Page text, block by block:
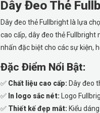
Dây Đeo Thẻ
Dây đeo thẻ Fullbright là lựa
cao cấp, dây đeo thẻ
nhấn đặc biệt cho các sự kiện,
Đặc Điểm Nổi Bật:
✅ Chất liệu cao cấp: Dây đeo
✅ In logo sắc nét: Logo
✅ Thiết kế đẹp mắt: Kiểu